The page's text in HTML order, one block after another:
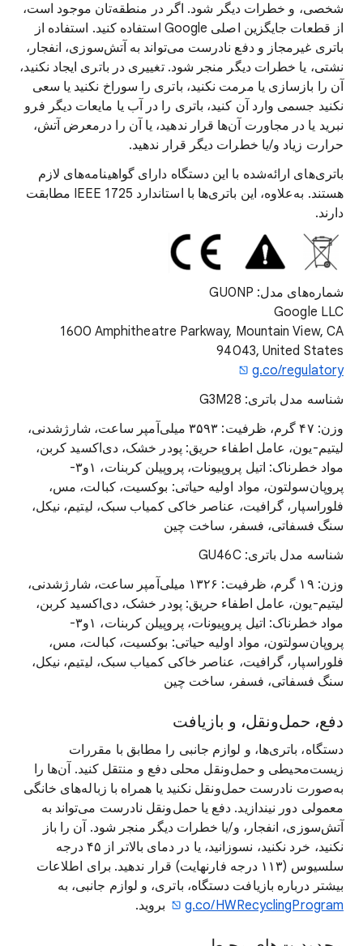
شخصی، و خطرات دیگر شود. اگر در منطقه‌تان موجود است،
از قطعات جایگزین اصلی Google استفاده کنید. استفاده از
باتری غیرمجاز و دفع نادرست می‌تواند به آتش‌سوزی، انفجار،
نشتی، یا خطرات دیگر منجر شود. تغییری در باتری ایجاد نکنید،
آن را بازسازی یا مرمت نکنید، باتری را سوراخ نکنید یا سعی
نکنید جسمی وارد آن کنید، باتری را در آب یا مایعات دیگر فرو
نبرید یا در مجاورت آن‌ها قرار ندهید، یا آن را درمعرض آتش،
حرارت زیاد و/یا خطرات دیگر قرار ندهید.
باتری‌های ارائه‌شده با این دستگاه دارای گواهینامه‌های لازم
هستند. به‌علاوه، این باتری‌ها با استاندارد IEEE 1725 مطابقت
دارند.
شماره‌های مدل: GU0NP
‫Google LLC
‪1600 Amphitheatre Parkway, Mountain View, CA
94043, United States
g.co/regulatory
شناسه مدل باتری: G3M28
وزن: ۴۷ گرم، ظرفیت: ۳۵۹۳ میلی‌آمپر ساعت، شارژشدنی،
لیتیم-یون، عامل اطفاء حریق: پودر خشک، دی‌اکسید کربن،
مواد خطرناک: اتیل پروپیونات، پروپیلن کربنات، ۱و۳-
پروپان‌سولتون، مواد اولیه حیاتی: بوکسیت، کبالت، مس،
فلوراسپار، گرافیت، عناصر خاکی کمیاب سبک، لیتیم، نیکل،
سنگ فسفاتی، فسفر، ساخت چین
شناسه مدل باتری: GU46C
وزن: ۱۹ گرم، ظرفیت: ۱۳۲۶ میلی‌آمپر ساعت، شارژشدنی،
لیتیم-یون، عامل اطفاء حریق: پودر خشک، دی‌اکسید کربن،
مواد خطرناک: اتیل پروپیونات، پروپیلن کربنات، ۱و۳-
پروپان‌سولتون، مواد اولیه حیاتی: بوکسیت، کبالت، مس،
فلوراسپار، گرافیت، عناصر خاکی کمیاب سبک، لیتیم، نیکل،
سنگ فسفاتی، فسفر، ساخت چین
دفع، حمل‌ونقل، و بازیافت
دستگاه، باتری‌ها، و لوازم جانبی را مطابق با مقررات
زیست‌محیطی و حمل‌ونقل محلی دفع و منتقل کنید. آن‌ها را
به‌صورت نادرست حمل‌ونقل نکنید یا همراه با زباله‌های خانگی
معمولی دور نیندازید. دفع یا حمل‌ونقل نادرست می‌تواند به
آتش‌سوزی، انفجار، و/یا خطرات دیگر منجر شود. آن را باز
نکنید، خرد نکنید، نسوزانید، یا در دمای بالاتر از ۴۵ درجه
سلسیوس (۱۱۳ درجه فارنهایت) قرار ندهید. برای اطلاعات
بیشتر درباره بازیافت دستگاه، باتری، و لوازم جانبی، به
g.co/HWRecyclingProgram
بروید.